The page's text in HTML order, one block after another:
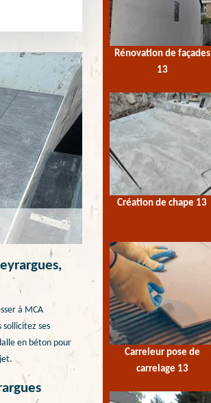
à MCA
sollicitez ses
en béton pour
Rénovation de façades
13
Création de chape 13
Carreleur pose de
carrelage 13